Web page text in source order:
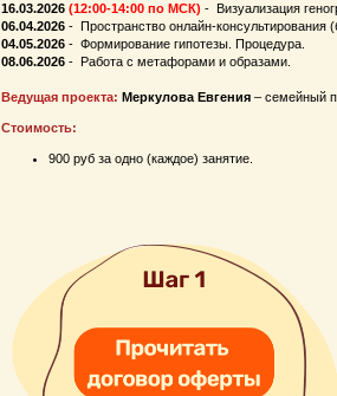
16.03.2026 (12:00-14:00 по МСК) - Визуализация
06.04.2026 - Пространство онлайн-консультирования
04.05.2026 - Формирование гипотезы. Процедура.
08.06.2026 - Работа с метафорами и образами.
Ведущая проекта: Меркулова Евгения – семейный
Стоимость:
900 руб за одно (каждое) занятие.